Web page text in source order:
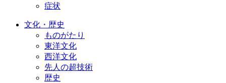
症状
文化・歴史
ものがたり
東洋文化
西洋文化
先人の超技術
歴史